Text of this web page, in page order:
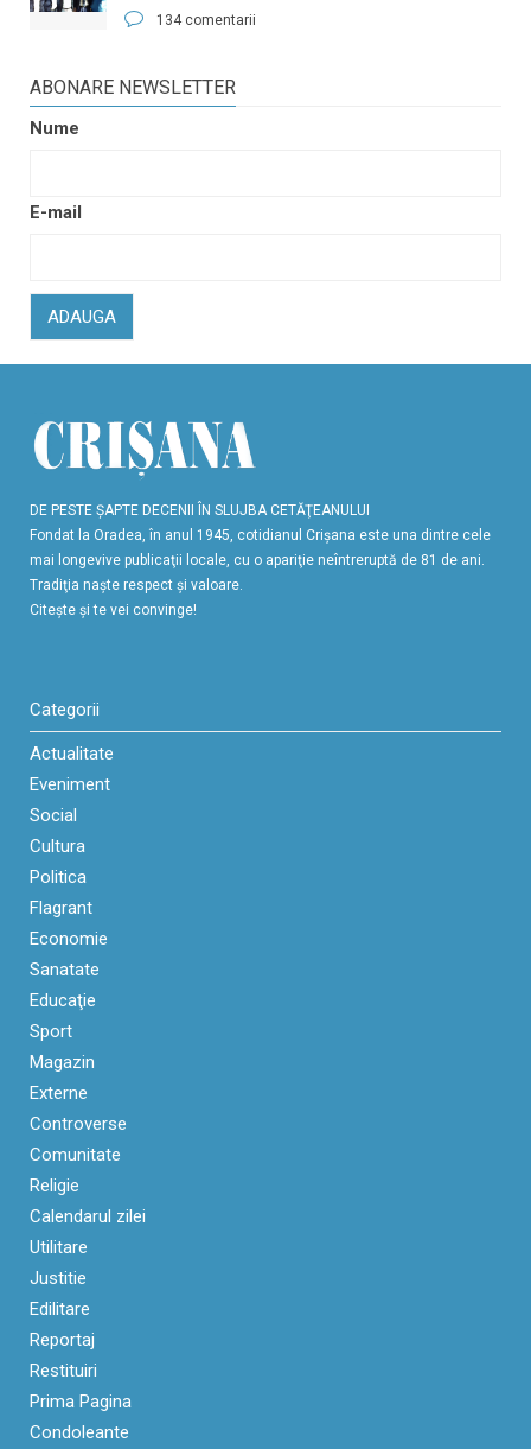
134 comentarii
ABONARE NEWSLETTER
Nume
E-mail
ADAUGA
DE PESTE ŞAPTE DECENII ÎN SLUJBA CETĂŢEANULUI
Fondat la Oradea, în anul 1945, cotidianul Crişana este una dintre cele
mai longevive publicaţii locale, cu o apariţie neîntreruptă de 81 de ani.
Tradiţia naşte respect şi valoare.
Citeşte şi te vei convinge!
Categorii
Actualitate
Eveniment
Social
Cultura
Politica
Flagrant
Economie
Sanatate
Educaţie
Sport
Magazin
Externe
Controverse
Comunitate
Religie
Calendarul zilei
Utilitare
Justitie
Edilitare
Reportaj
Restituiri
Prima Pagina
Condoleante